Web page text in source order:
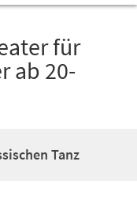
für
ab 20-
Tanz